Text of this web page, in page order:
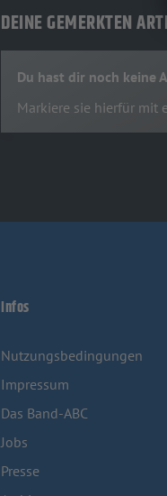
DEINE GEMERKTEN
Du hast dir noch keine
Markiere sie hierfür mit
Infos
Nutzungsbedingungen
Impressum
Das Band-ABC
Jobs
Presse